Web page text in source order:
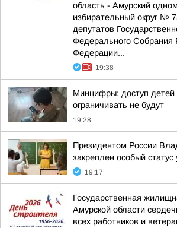
область - Амурский
избирательный округ №
депутатов
Федерального Собрания
Федерации...
19:38
Минцифры: доступ детей
ограничивать не будут
19:28
Президентом России
закреплен особый
19:17
Государственная
Амурской области
всех работников и